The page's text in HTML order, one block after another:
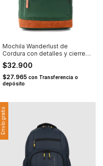
Mochila Wanderlust de
Cordura con detalles y cierre
en el frente Verde
$32.900
$27.965 con Transferencia o
depósito
Envío gratis